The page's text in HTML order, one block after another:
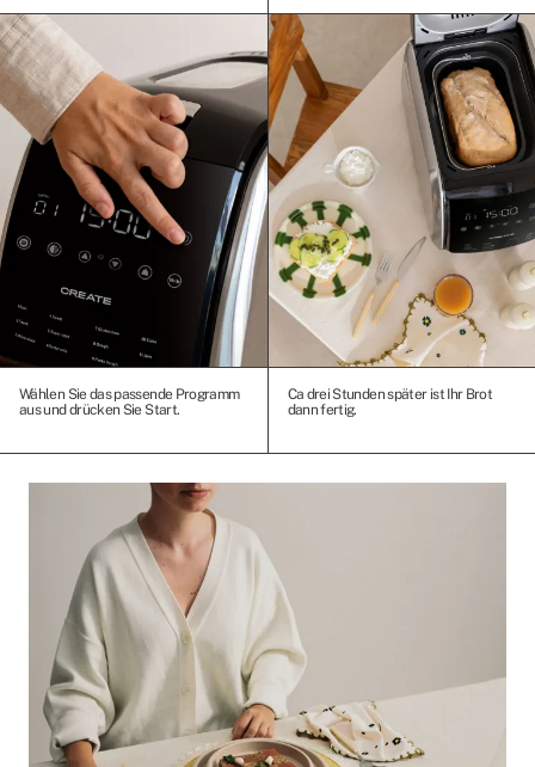
Wählen Sie das passende Programm
aus und drücken Sie Start.
Ca drei Stunden später ist Ihr Brot
dann fertig.